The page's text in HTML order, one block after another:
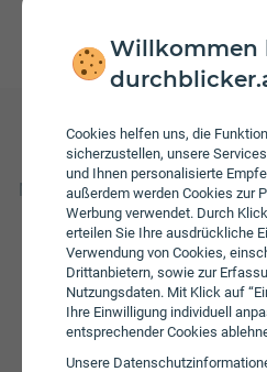
Willkommen
Cookies helfen uns, die
sicherzustellen, unsere
und Ihnen personalisierte
außerdem werden Cookies zur
Werbung verwendet. Durch
erteilen Sie Ihre ausdrückliche
Verwendung von Cookies,
Drittanbietern, sowie zur
Nutzungsdaten. Mit Klick auf
Ihre Einwilligung individuell
entsprechender Cookies
Unsere
weitere Tarife
Nach Verbrauch der
Höhe von 35 ct/€ pro Minute
SMS an. Wenn das
aufgebraucht ist muss ein
Drei hinzugenommen
auf das Internet zu haben.
XXL eine Aktivierungsgebühr
jährliche